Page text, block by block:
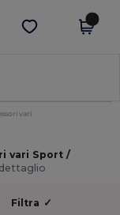
Scarica app
vari
vari Sport /
Filtra ✓